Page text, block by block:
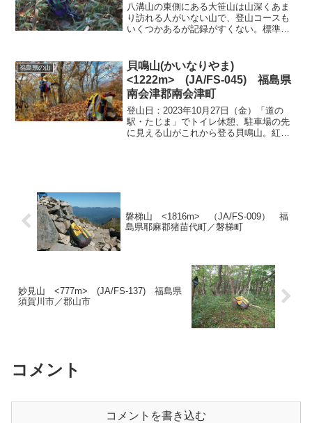
八溝山の東側にある大笹山は山深くあま
り訪れる人がいない山で、登山コースも
いくつかあるが記録がすくない。標準的
的な、「ふれあいの森」からのコースは
ヤシオの咲いている季節は...
福島県の山
貝鳴山(かいなりやま)
<1222m> (JA/FS-045) 福島県
南会津郡南会津町
登山日：2023年10月27日（金）「道の
駅・たじま」でトイレ休憩、駐車場の先
に見える山がこれから登る貝鳴山。紅葉
磐梯山 <1816m> （JA/FS-009） 福
島県耶麻郡猪苗代町／磐梯町
妙見山 <777m> (JA/FS-137) 福島県
須賀川市／郡山市
コメント
コメントを書き込む